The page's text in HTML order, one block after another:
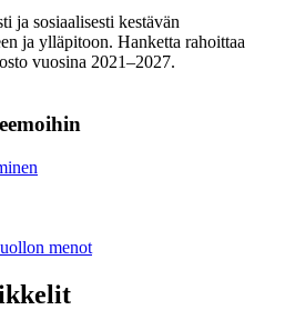
ja sosiaalisesti kestävän
ja ylläpitoon. Hanketta rahoittaa
vuosina 2021–2027.
menot